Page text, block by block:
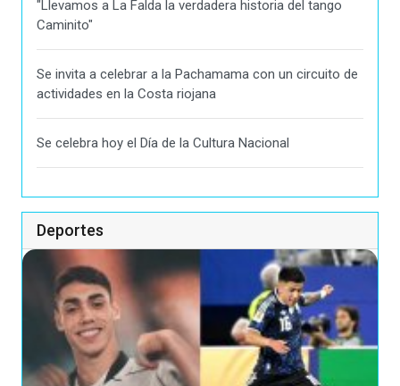
"Llevamos a La Falda la verdadera historia del tango
Caminito"
Se invita a celebrar a la Pachamama con un circuito de
actividades en la Costa riojana
Se celebra hoy el Día de la Cultura Nacional
Deportes